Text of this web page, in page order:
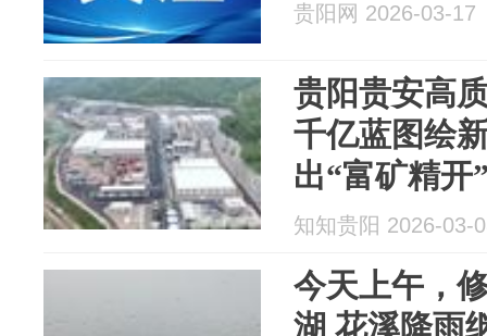
贵阳网 2026-03-17
贵阳贵安高
千亿蓝图绘
出“富矿精开
知知贵阳 2026-03-
今天上午，
湖 花溪降雨